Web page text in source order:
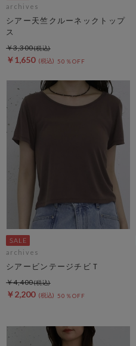
archives
シアー天竺クルーネックトップ
ス
￥1,650 50％OFF
￥3,300
archives
シアービンテージチビＴ
￥2,200 50％OFF
￥4,400